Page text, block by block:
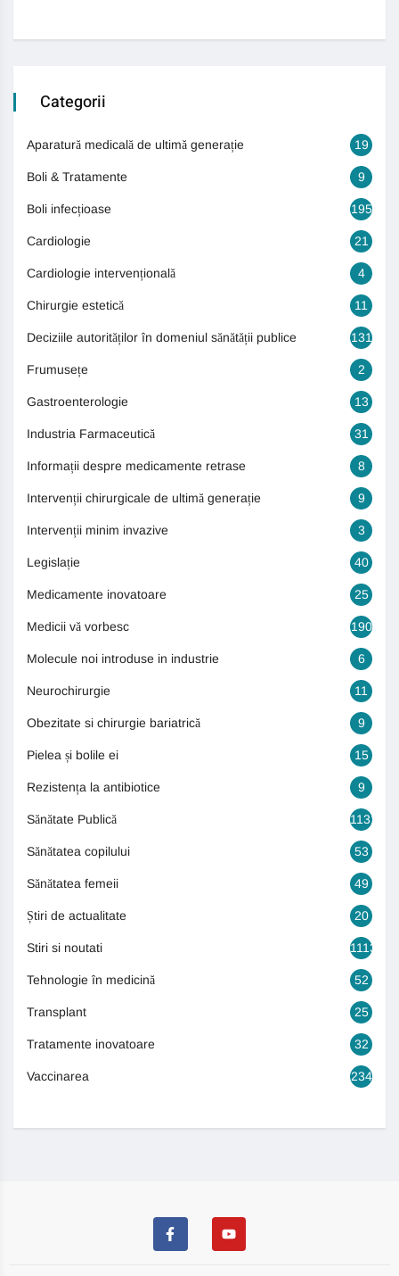
Categorii
Aparatură medicală de ultimă generație 19
Boli & Tratamente 9
Boli infecțioase 195
Cardiologie 21
Cardiologie intervențională 4
Chirurgie estetică 11
Deciziile autorităților în domeniul sănătății publice 131
Frumusețe 2
Gastroenterologie 13
Industria Farmaceutică 31
Informații despre medicamente retrase 8
Intervenții chirurgicale de ultimă generație 9
Intervenții minim invazive 3
Legislație 40
Medicamente inovatoare 25
Medicii vă vorbesc 190
Molecule noi introduse in industrie 6
Neurochirurgie 11
Obezitate si chirurgie bariatrică 9
Pielea și bolile ei 15
Rezistența la antibiotice 9
Sănătate Publică 1131
Sănătatea copilului 53
Sănătatea femeii 49
Știri de actualitate 20
Stiri si noutati 1113
Tehnologie în medicină 52
Transplant 25
Tratamente inovatoare 32
Vaccinarea 234